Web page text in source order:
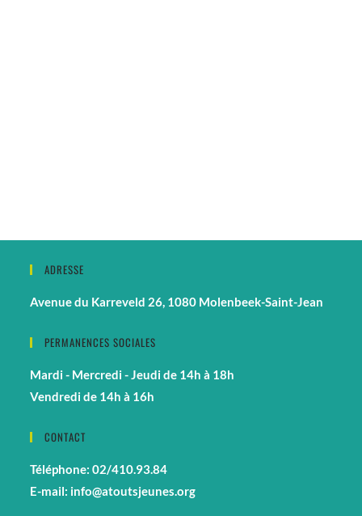
ADRESSE
Avenue du Karreveld 26, 1080 Molenbeek-Saint-Jean
PERMANENCES SOCIALES
Mardi - Mercredi - Jeudi de 14h à 18h
Vendredi de 14h à 16h
CONTACT
Téléphone: 02/410.93.84
E-mail: info@atoutsjeunes.org